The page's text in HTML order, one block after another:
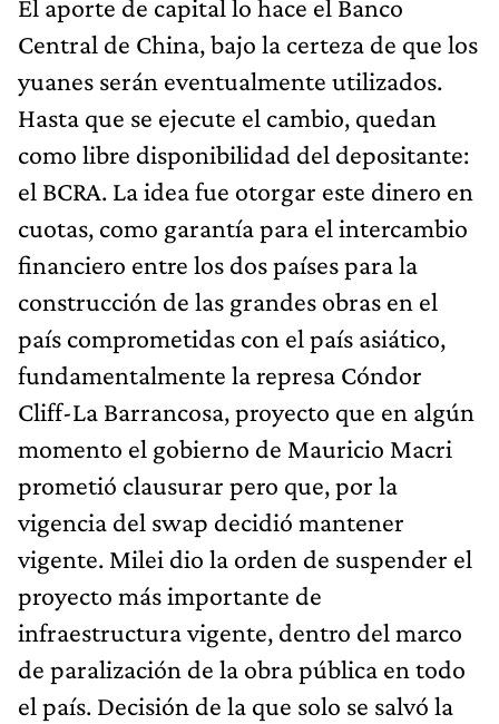
El aporte de capital lo hace el Banco
Central de China, bajo la certeza de que los
yuanes serán eventualmente utilizados.
Hasta que se ejecute el cambio, quedan
como libre disponibilidad del depositante:
el BCRA. La idea fue otorgar este dinero en
cuotas, como garantía para el intercambio
financiero entre los dos países para la
construcción de las grandes obras en el
país comprometidas con el país asiático,
fundamentalmente la represa Cóndor
Cliff-La Barrancosa, proyecto que en algún
momento el gobierno de Mauricio Macri
prometió clausurar pero que, por la
vigencia del swap decidió mantener
vigente. Milei dio la orden de suspender el
proyecto más importante de
infraestructura vigente, dentro del marco
de paralización de la obra pública en todo
el país. Decisión de la que solo se salvó la